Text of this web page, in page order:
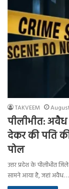
TAKVEEM
पीलीभीत:
देकर की पति
पोल
उत्तर प्रदेश के पीलीभीत
सामने आया है, जहां अवैध…